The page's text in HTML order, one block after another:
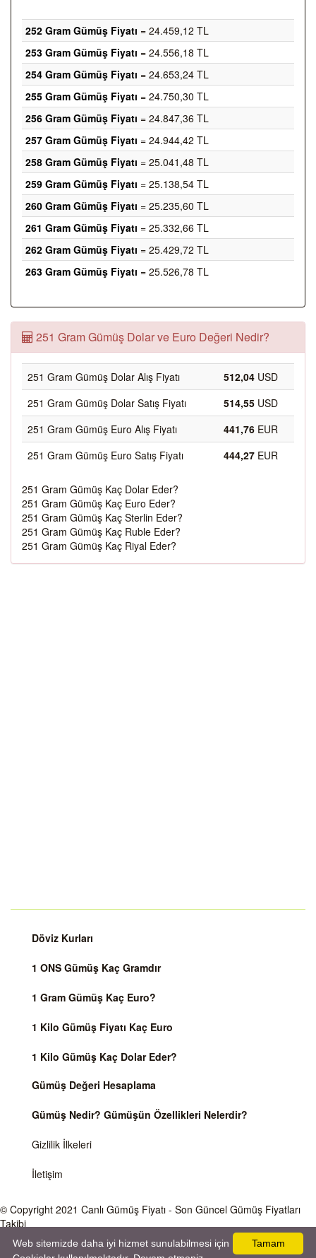
252 Gram Gümüş Fiyatı = 24.459,12 TL
253 Gram Gümüş Fiyatı = 24.556,18 TL
254 Gram Gümüş Fiyatı = 24.653,24 TL
255 Gram Gümüş Fiyatı = 24.750,30 TL
256 Gram Gümüş Fiyatı = 24.847,36 TL
257 Gram Gümüş Fiyatı = 24.944,42 TL
258 Gram Gümüş Fiyatı = 25.041,48 TL
259 Gram Gümüş Fiyatı = 25.138,54 TL
260 Gram Gümüş Fiyatı = 25.235,60 TL
261 Gram Gümüş Fiyatı = 25.332,66 TL
262 Gram Gümüş Fiyatı = 25.429,72 TL
263 Gram Gümüş Fiyatı = 25.526,78 TL
251 Gram Gümüş Dolar ve Euro Değeri Nedir?
251 Gram Gümüş Dolar Alış Fiyatı 512,04 USD
251 Gram Gümüş Dolar Satış Fiyatı
514,55 USD
251 Gram Gümüş Euro Alış Fiyatı
441,76 EUR
251 Gram Gümüş Euro Satış Fiyatı
444,27 EUR
251 Gram Gümüş Kaç Dolar Eder?
251 Gram Gümüş Kaç Euro Eder?
251 Gram Gümüş Kaç Sterlin Eder?
251 Gram Gümüş Kaç Ruble Eder?
251 Gram Gümüş Kaç Riyal Eder?
Döviz Kurları
1 ONS Gümüş Kaç Gramdır
1 Gram Gümüş Kaç Euro?
1 Kilo Gümüş Fiyatı Kaç Euro
1 Kilo Gümüş Kaç Dolar Eder?
Gümüş Değeri Hesaplama
Gümüş Nedir? Gümüşün Özellikleri Nelerdir?
Gizlilik İlkeleri
İletişim
© Copyright 2021 Canlı Gümüş Fiyatı - Son Güncel Gümüş Fiyatları
Takibi
Önemli Uyarı
Gümüş fiyatları ve Döviz Kurları, Dünya piyasalarında işlem gören ve anlık değişen
Tamam
Web sitemizde daha iyi hizmet sunulabilmesi için